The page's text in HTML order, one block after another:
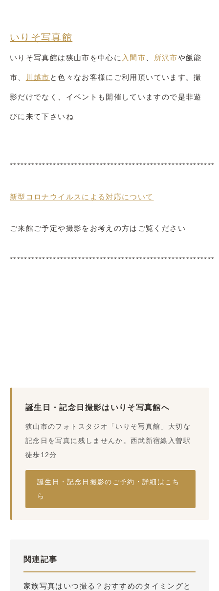
いりそ写真館
いりそ写真館は狭山市を中心に 入間市 所沢市や飯能
市、 川越市 と色々なお客様にご利用頂いています。撮
影だけでなく、イベントも開催していますので是非遊
びに来て下さいね
*********************************************************
新型コロナウイルスによる対応について
ご来館ご予定や撮影をお考えの方はご覧ください
*********************************************************
誕生日・記念日撮影はいりそ写真館へ
狭山市のフォトスタジオ「いりそ写真館」大切な
記念日を写真に残しませんか。西武新宿線入曽駅
徒歩12分
誕生日・記念日撮影のご予約・詳細はこち
ら
関連記事
家族写真はいつ撮る？おすすめのタイミングと